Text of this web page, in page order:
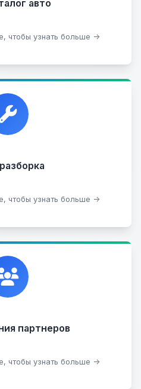
авто
чтобы узнать больше →
каталог
чтобы узнать больше →
разборки на запчасти в
разборку
партнеров
чтобы узнать больше →
организациями. Если у
мы всегда открыты к